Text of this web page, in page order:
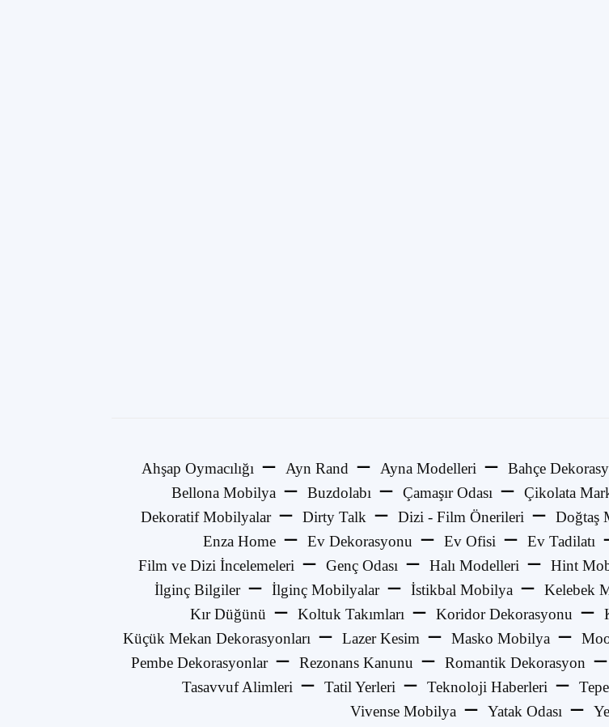
Ahşap Oymacılığı Ayn Rand Ayna Modelleri Bahçe
Bellona Mobilya
Buzdolabı Çamaşır Odası Çikolata
Dekoratif Mobilyalar
Dirty Talk Dizi - Film Önerileri Doğtaş
Enza Home
Ev Dekorasyonu Ev Ofisi Ev Tadilatı
Film ve Dizi İncelemeleri
Genç Odası Halı Modelleri Hint
İlginç Bilgiler
İlginç Mobilyalar İstikbal Mobilya Kelebek
Kır Düğünü
Koltuk Takımları Koridor Dekorasyonu
Küçük Mekan Dekorasyonları
Lazer Kesim Masko Mobilya
Pembe Dekorasyonlar
Rezonans Kanunu Romantik Dekorasyon
Tasavvuf Alimleri
Tatil Yerleri Teknoloji Haberleri
Vivense Mobilya
Yatak Odası